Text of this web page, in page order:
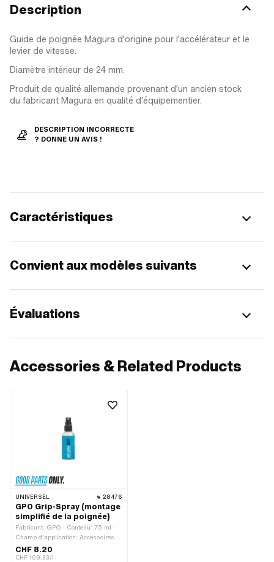
Description
Guide de poignée Magura d'origine pour l'accélérateur et le
levier de vitesse.
Diamètre intérieur de 24 mm.
Produit de qualité allemande provenant d'un ancien stock
du fabricant Magura en qualité d'équipementier.
DESCRIPTION INCORRECTE
? DONNE UN AVIS !
Caractéristiques
Convient aux modèles suivants
Évaluations
Accessories & Related Products
UNIVERSEL 28476
GPO Grip-Spray (montage
simplifié de la poignée)
Fabricant: GPO · Contenu: 75 ml ·
Champ d'application: Accessoires
d'atelier
CHF 8.20
CHF 109.33/l